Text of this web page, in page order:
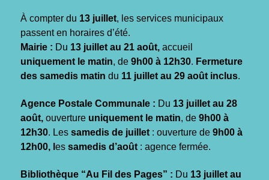
À compter du 13 juillet, les services municipaux
passent en horaires d’été.
Mairie : Du 13 juillet au 21 août, accueil
uniquement le matin, de 9h00 à 12h30. Fermeture
des samedis matin du 11 juillet au 29 août inclus.
Agence Postale Communale : Du 13 juillet au 28
août, ouverture uniquement le matin, de 9h00 à
12h30. Les samedis de juillet : ouverture de 9h00 à
12h00, l es samedis d’août : agence fermée.
Bibliothèque “Au Fil des Pages” : Du 13 juillet au